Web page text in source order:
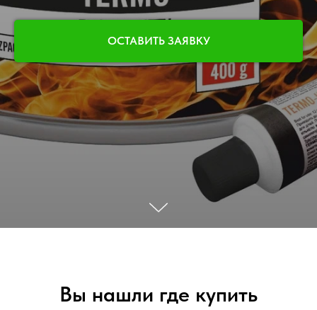
ОСТАВИТЬ ЗАЯВКУ
Вы нашли где купить